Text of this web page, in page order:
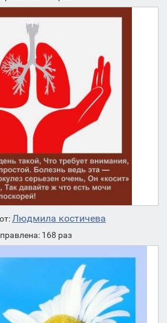
Людмила костичева
168 раз